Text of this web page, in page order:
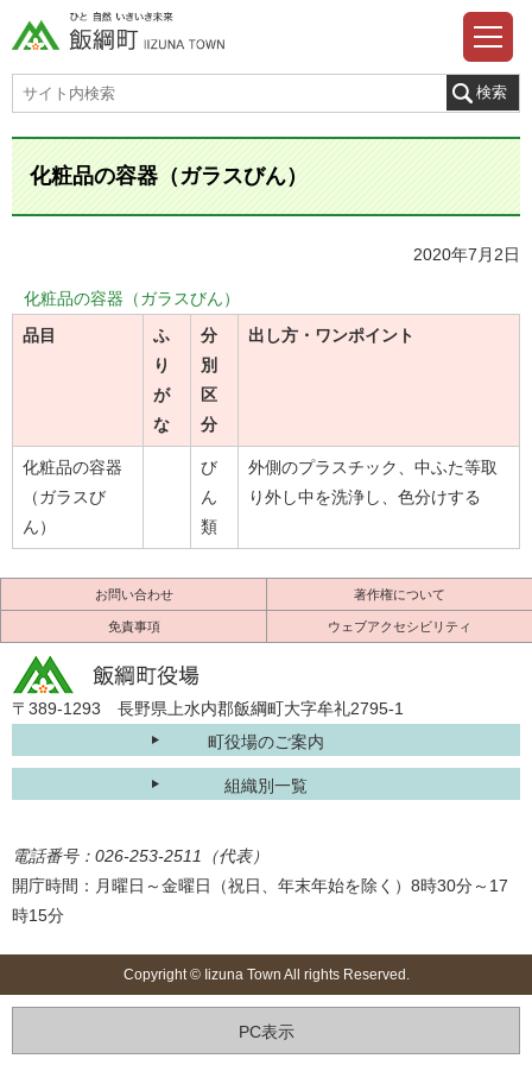
化粧品の容器（ガラスびん）
2020年7月2日
化粧品の容器（ガラスびん）
品目
ふ
り
が
な
分
別
区
分
出し方・ワンポイント
化粧品の容器
（ガラスび
ん）
び
ん
類
外側のプラスチック、中ふた等取
り外し中を洗浄し、色分けする
お問い合わせ 著作権について
免責事項 ウェブアクセシビリティ
〒389-1293 長野県上水内郡飯綱町大字牟礼2795-1
町役場のご案内
組織別一覧
電話番号：026-253-2511（代表）
開庁時間：月曜日～金曜日（祝日、年末年始を除く）8時30分～17
時15分
Copyright © Iizuna Town All rights Reserved.
PC表示